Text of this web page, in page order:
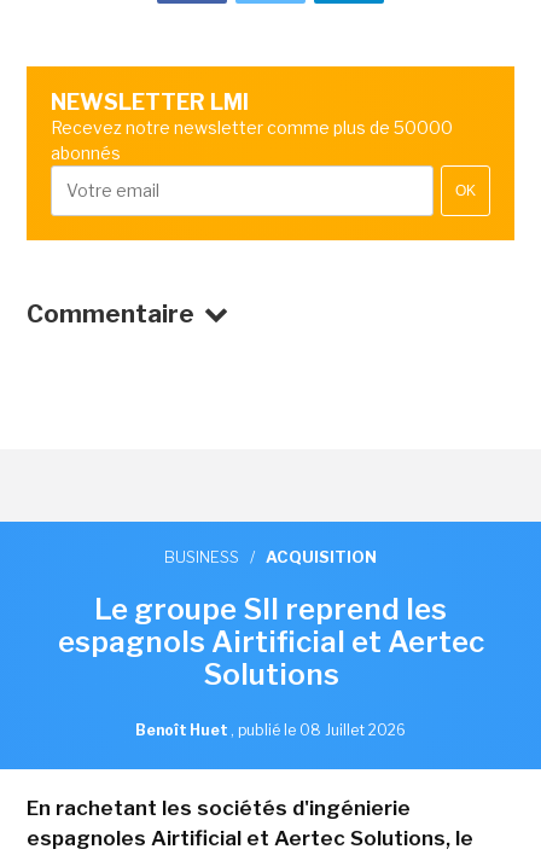
NEWSLETTER LMI
Recevez notre newsletter comme plus de 50000
abonnés
OK
Commentaire
BUSINESS / ACQUISITION
Le groupe SII reprend les
espagnols Airtificial et Aertec
Solutions
Benoît Huet , publié le 08 Juillet 2026
En rachetant les sociétés d'ingénierie
espagnoles Airtificial et Aertec Solutions, le